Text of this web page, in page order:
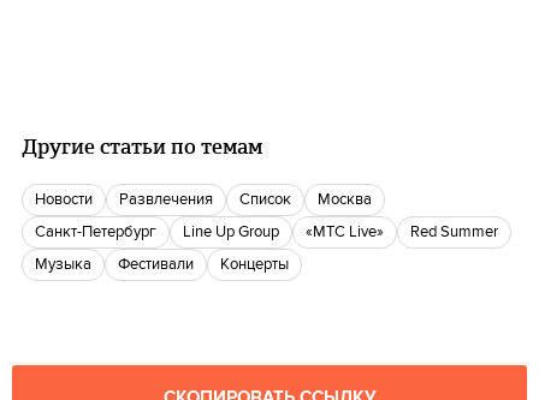
Другие статьи по темам
новости Развлечения Список
Москва
Санкт-Петербург
Line Up Group «МТС Live»
Red Summer
музыка
Фестивали Концерты